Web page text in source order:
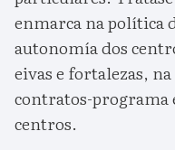
enmarca na política
autonomía dos
eivas e fortalezas,
contratos-programa
centros.